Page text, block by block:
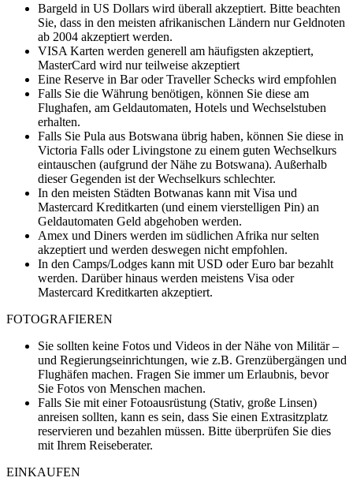
Bargeld in US Dollars wird überall akzeptiert. Bitte beachten
Sie, dass in den meisten afrikanischen Ländern nur Geldnoten
ab 2004 akzeptiert werden.
VISA Karten werden generell am häufigsten akzeptiert,
MasterCard wird nur teilweise akzeptiert
Eine Reserve in Bar oder Traveller Schecks wird empfohlen
Falls Sie die Währung benötigen, können Sie diese am
Flughafen, am Geldautomaten, Hotels und Wechselstuben
erhalten.
Falls Sie Pula aus Botswana übrig haben, können Sie diese in
Victoria Falls oder Livingstone zu einem guten Wechselkurs
eintauschen (aufgrund der Nähe zu Botswana). Außerhalb
dieser Gegenden ist der Wechselkurs schlechter.
In den meisten Städten Botwanas kann mit Visa und
Mastercard Kreditkarten (und einem vierstelligen Pin) an
Geldautomaten Geld abgehoben werden.
Amex und Diners werden im südlichen Afrika nur selten
akzeptiert und werden deswegen nicht empfohlen.
In den Camps/Lodges kann mit USD oder Euro bar bezahlt
werden. Darüber hinaus werden meistens Visa oder
Mastercard Kreditkarten akzeptiert.
FOTOGRAFIEREN
Sie sollten keine Fotos und Videos in der Nähe von Militär –
und Regierungseinrichtungen, wie z.B. Grenzübergängen und
Flughäfen machen. Fragen Sie immer um Erlaubnis, bevor
Sie Fotos von Menschen machen.
Falls Sie mit einer Fotoausrüstung (Stativ, große Linsen)
anreisen sollten, kann es sein, dass Sie einen Extrasitzplatz
reservieren und bezahlen müssen. Bitte überprüfen Sie dies
mit Ihrem Reiseberater.
EINKAUFEN